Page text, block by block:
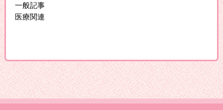
一般記事
医療関連